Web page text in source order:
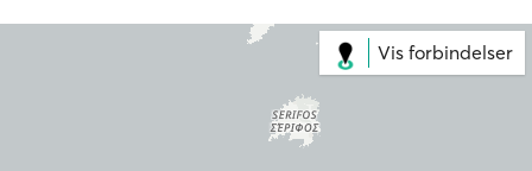
Vis forbindelser